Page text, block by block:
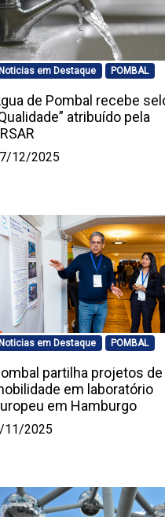
Noticias em Destaque POMBAL
de Pombal recebe
atribuído pela
12/2025
Noticias em Destaque POMBAL
partilha projetos de
em laboratório
em Hamburgo
11/2025